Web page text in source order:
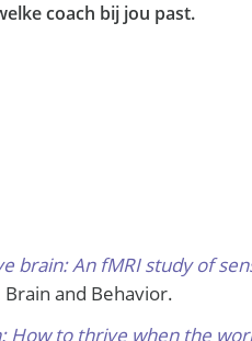
coach bij jou past.
brain: An fMRI study of
Brain and Behavior.
How to thrive when the